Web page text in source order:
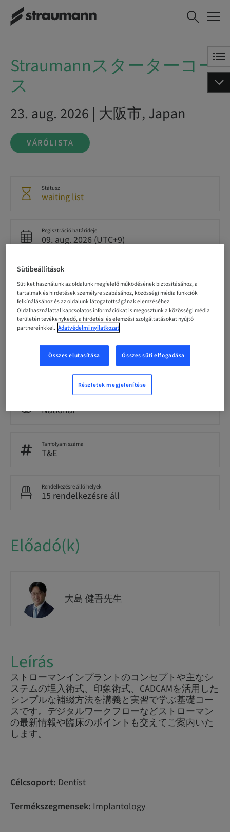
Straumannスターターコース VÁRÓLISTA
Straumannスターターコー
ス
23. aug. 2026 | 大阪市, Japan
VÁRÓLISTA
Státusz
waiting list
Regisztráció határideje
09. aug. 2026 (UTC+9)
Résztvevőnkénti ár (helyi adók vannak érvényben)
JPY 30000.00
Nyelv
Japanese
Pontok
0.00 Pontok
National
Tanfolyam száma
T&E
Rendelkezésre álló helyek
15 rendelkezésre áll
Előadó(k)
大島 健吾先生
Leírás
ストローマンインプラントのコンセプトや主なシ
ステムの埋入術式、印象術式、CADCAMを活用した
シンプルな補綴方法を講義と実習で学ぶ基礎コー
スです。デジタルワークフローなどストローマン
の最新情報や臨床のポイントも交えてご案内いた
します。
Célcsoport: Dentist
Termékszegmensek: Implantology
Sütibeállítások
Sütiket használunk az oldalunk megfelelő működésének biztosításához, a
tartalmak és hirdetések személyre szabásához, közösségi média funkciók
felkínálásához és az oldalunk látogatottságának elemzéséhez.
Oldalhasználattal kapcsolatos információkat is megosztunk a közösségi média
területén tevékenykedő, a hirdetési és elemzési szolgáltatásokat nyújtó
partnereinkkel. Adatvédelmi nyilatkozat
Összes elutasítása Összes süti elfogadása
Részletek megjelenítése